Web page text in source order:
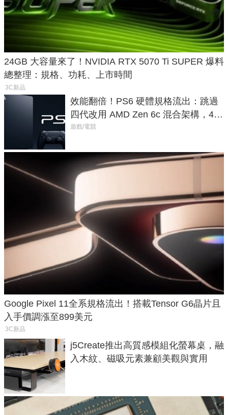
24GB 大容量來了！NVIDIA RTX 5070 Ti SUPER 爆料
總整理：規格、功耗、上市時間
3C新品
效能翻倍！PS6 硬體規格流出：跳過
四代改用 AMD Zen 6c 混合架構，4K
120fps 與全光追時代來臨
遊戲/電競
Google Pixel 11全系規格流出！搭載Tensor G6晶片且
入手價調漲至899美元
3C新品
j5Create推出高質感模組化螢幕桌，融
入木紋、磁吸元素兼顧美觀與實用